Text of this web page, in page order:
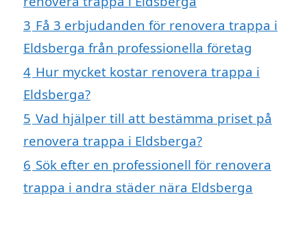
3 Få 3 erbjudanden för renovera trappa i
Eldsberga från professionella företag
4 Hur mycket kostar renovera trappa i
Eldsberga?
5 Vad hjälper till att bestämma priset på
renovera trappa i Eldsberga?
6 Sök efter en professionell för renovera
trappa i andra städer nära Eldsberga